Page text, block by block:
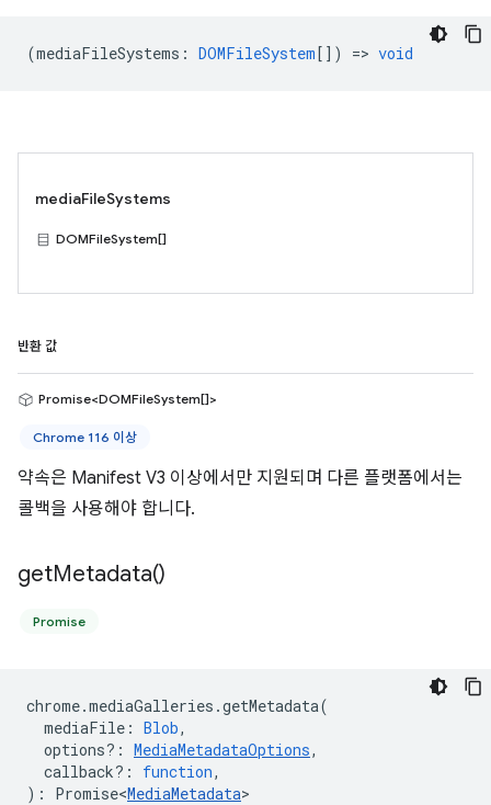
(mediaFileSystems : DOMFileSystem[]) => void
mediaFileSystems
DOMFileSystem[]
반환 값
Promise<DOMFileSystem[]>
Chrome 116 이상
약속은 Manifest V3 이상에서만 지원되며 다른 플랫폼에서는
콜백을 사용해야 합니다.
getMetadata()
Promise
chrome.mediaGalleries .getMetadata(
mediaFile : Blob,
options? : MediaMetadataOptions,
callback? : function,
) : Promise<MediaMetadata>